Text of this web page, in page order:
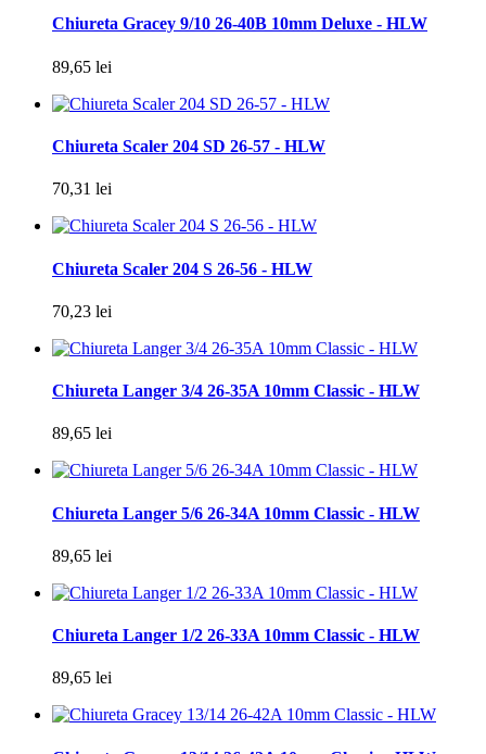
Chiureta Gracey 9/10 26-40B 10mm Deluxe - HLW
89,65 lei
Chiureta Scaler 204 SD 26-57 - HLW
70,31 lei
Chiureta Scaler 204 S 26-56 - HLW
70,23 lei
Chiureta Langer 3/4 26-35A 10mm Classic - HLW
89,65 lei
Chiureta Langer 5/6 26-34A 10mm Classic - HLW
89,65 lei
Chiureta Langer 1/2 26-33A 10mm Classic - HLW
89,65 lei